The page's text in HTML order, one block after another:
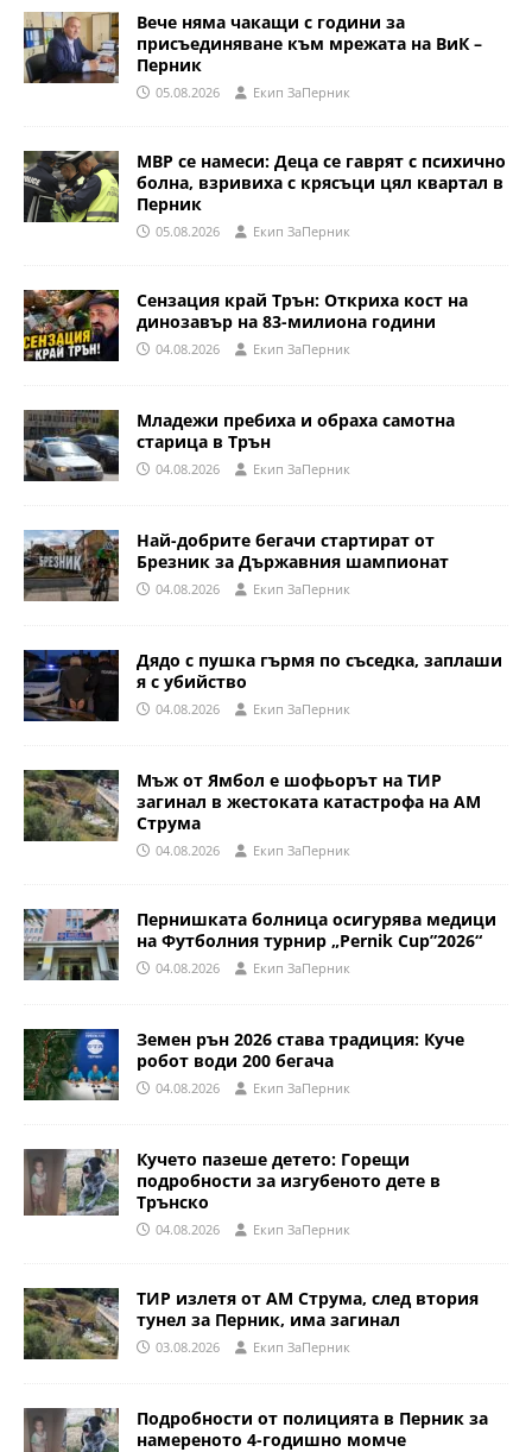
Вече няма чакащи с години за
присъединяване към мрежата на ВиК –
Перник
05.08.2026 Eкип ЗаПерник
МВР се намеси: Деца се гаврят с психично
болна, взривиха с крясъци цял квартал в
Перник
05.08.2026 Eкип ЗаПерник
Сензация край Трън: Откриха кост на
динозавър на 83-милиона години
04.08.2026 Eкип ЗаПерник
Младежи пребиха и обраха самотна
старица в Трън
04.08.2026 Eкип ЗаПерник
Най-добрите бегачи стартират от
Брезник за Държавния шампионат
04.08.2026 Eкип ЗаПерник
Дядо с пушка гърмя по съседка, заплаши
я с убийство
04.08.2026 Eкип ЗаПерник
Мъж от Ямбол е шофьорът на ТИР
загинал в жестоката катастрофа на АМ
Струма
04.08.2026 Eкип ЗаПерник
Пернишката болница осигурява медици
на Футболния турнир „Pernik Cup”2026“
04.08.2026 Eкип ЗаПерник
Земен рън 2026 става традиция: Куче
робот води 200 бегача
04.08.2026 Eкип ЗаПерник
Кучето пазеше детето: Горещи
подробности за изгубеното дете в
Трънско
04.08.2026 Eкип ЗаПерник
ТИР излетя от АМ Струма, след втория
тунел за Перник, има загинал
03.08.2026 Eкип ЗаПерник
Подробности от полицията в Перник за
намереното 4-годишно момче